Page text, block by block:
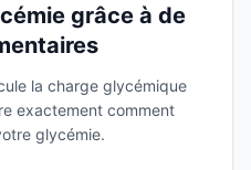
grâce à de
la charge glycémique
exactement comment
glycémie.